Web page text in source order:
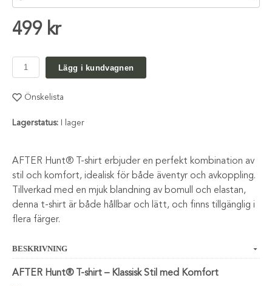
499 kr
Lägg i kundvagnen
Önskelista
Lagerstatus: I lager
AFTER Hunt® T-shirt erbjuder en perfekt kombination av
stil och komfort, idealisk för både äventyr och avkoppling.
Tillverkad med en mjuk blandning av bomull och elastan,
denna t-shirt är både hållbar och lätt, och finns tillgänglig i
flera färger.
BESKRIVNING
AFTER Hunt® T-shirt – Klassisk Stil med Komfort